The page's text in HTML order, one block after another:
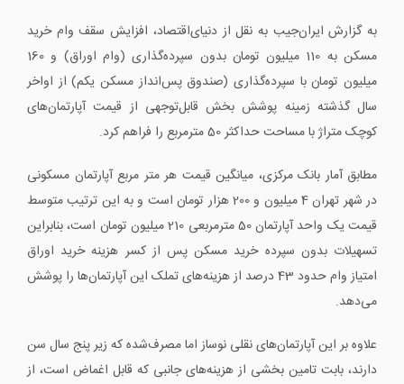
به گزارش ایران‌جیب به نقل از دنیای‌اقتصاد،‌ افزایش سقف وام خرید
مسکن به 110 میلیون تومان بدون سپرده‌گذاری (وام اوراق) و 160
میلیون تومان با سپرده‌گذاری (صندوق پس‌انداز مسکن یکم) از اواخر
سال گذشته زمینه پوشش بخش قابل‌توجهی از قیمت آپارتمان‌های
کوچک متراژ با مساحت حداکثر 50 مترمربع را فراهم کرد.
مطابق آمار بانک مرکزی، میانگین قیمت هر متر مربع آپارتمان مسکونی
در شهر تهران 4 میلیون و 200 هزار تومان است و به این ترتیب متوسط
قیمت یک واحد آپارتمان 50 مترمربعی 210 میلیون تومان است، بنابراین
تسهیلات بدون سپرده خرید مسکن پس از کسر هزینه خرید اوراق
امتیاز وام حدود 43 درصد از هزینه‌های تملک این آپارتمان‌ها را پوشش
می‌دهد.
علاوه بر این آپارتمان‌های نقلی نوساز اما مصرف‌شده که زیر پنج سال سن
دارند، بابت تامین بخشی از هزینه‌های جانبی که قابل اغماض است، از